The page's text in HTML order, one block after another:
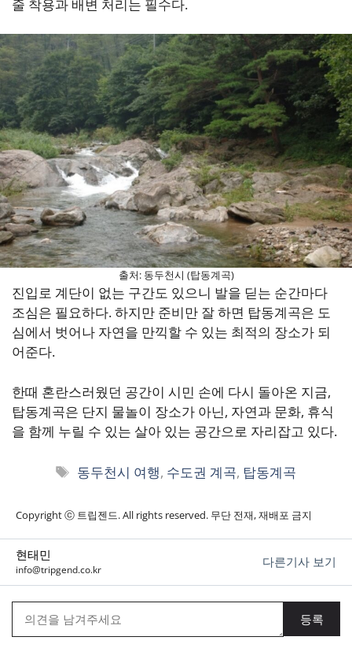
줄 착용과 배변 처리는 필수다.
출처: 동두천시 (탑동계곡)
진입로 계단이 없는 구간도 있으니 발을 딛는 순간마다
조심은 필요하다. 하지만 준비만 잘 하면 탑동계곡은 도
심에서 벗어나 자연을 만끽할 수 있는 최적의 장소가 되
어준다.
한때 혼란스러웠던 공간이 시민 손에 다시 돌아온 지금,
탑동계곡은 단지 물놀이 장소가 아닌, 자연과 문화, 휴식
을 함께 누릴 수 있는 살아 있는 공간으로 자리잡고 있다.
태
동두천시 여행, 수도권 계곡, 탑동계곡
Copyright ⓒ 트립젠드. All rights reserved. 무단 전재, 재배포 금지
현태민
info@tripgend.co.kr
다른기사 보기